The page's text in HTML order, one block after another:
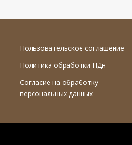
Пользовательское соглашение
Политика обработки ПДн
Согласие на обработку
персональных данных